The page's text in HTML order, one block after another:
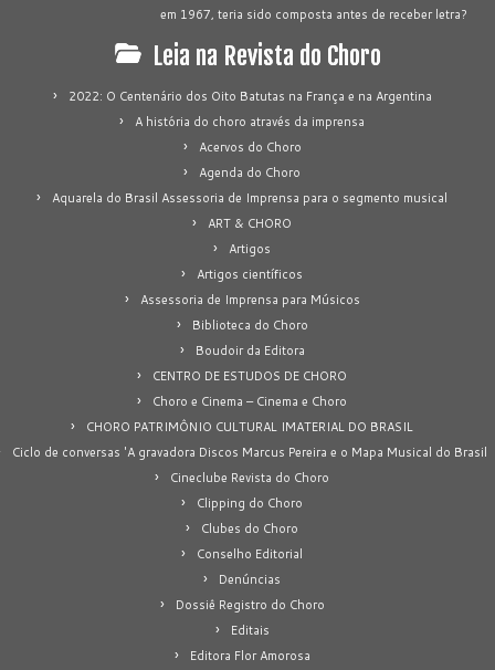
em 1967, teria sido composta antes de receber letra?
Leia na Revista do Choro
2022: O Centenário dos Oito Batutas na França e na Argentina
A história do choro através da imprensa
Acervos do Choro
Agenda do Choro
Aquarela do Brasil Assessoria de Imprensa para o segmento musical
ART & CHORO
Artigos
Artigos científicos
Assessoria de Imprensa para Músicos
Biblioteca do Choro
Boudoir da Editora
CENTRO DE ESTUDOS DE CHORO
Choro e Cinema – Cinema e Choro
CHORO PATRIMÔNIO CULTURAL IMATERIAL DO BRASIL
Ciclo de conversas 'A gravadora Discos Marcus Pereira e o Mapa Musical do Brasil
Cineclube Revista do Choro
Clipping do Choro
Clubes do Choro
Conselho Editorial
Denúncias
Dossiê Registro do Choro
Editais
Editora Flor Amorosa